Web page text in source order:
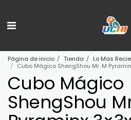
Página de inicio Tienda
Lo Mas
Cubo Mágico ShengShou Mr. M
Cubo Mágico
ShengShou